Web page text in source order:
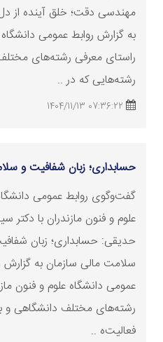
مهندسی دقت؛ خلق آینده از
به گزارش روابط عمومی دانشگاه
راستای معرفی رشته‌های
رشته‌هایی که در ..
07:36:22 1404/11/13
حسابداری؛ زبان شفافیت و
گفت‌وگوی روابط عمومی
علوم و فنون مازندران با دکتر
حدیقی: حسابداری؛ زبان
سلامت مالی سازمان به گزارش
عمومی دانشگاه علوم و فنون
رشته‌های مختلف دانشگاهی و
فعالیت‌ه ..